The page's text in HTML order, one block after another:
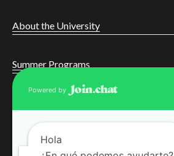
About the University
Summer Programs
Courses
Powered by
Hola